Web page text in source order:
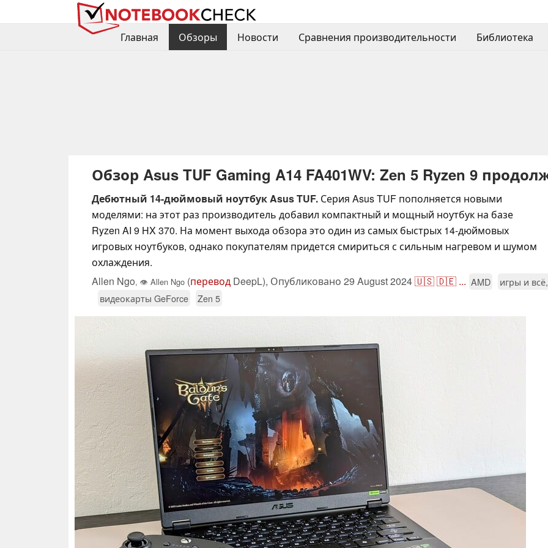
Главная
Обзоры Новости Сравнения производительности Библиотека
Обзор Asus TUF Gaming A14 FA401WV: Zen 5 Ryzen 9
Дебютный 14-дюймовый ноутбук Asus TUF. Серия Asus TUF пополняется новыми
моделями: на этот раз производитель добавил компактный и мощный ноутбук на базе
Ryzen AI 9 HX 370. На момент выхода обзора это один из самых быстрых 14-дюймовых
игровых ноутбуков, однако покупателям придется смириться с сильным нагревом и шумом
охлаждения.
Allen Ngo, 👁 Allen Ngo (перевод DeepL), Опубликовано 29 August 2024🇺🇸🇩🇪 ... AMD
игры и
видеокарты GeForce
Zen 5